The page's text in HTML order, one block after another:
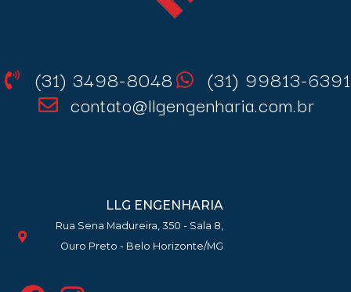
(31) 3498-8048
(31) 99813-6391
contato@llgengenharia.com.br
LLG ENGENHARIA
Rua Sena Madureira, 350 - Sala 8,
Ouro Preto - Belo Horizonte/MG